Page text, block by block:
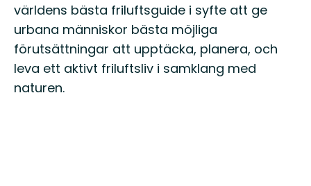
världens bästa friluftsguide i syfte att ge
urbana människor bästa möjliga
förutsättningar att upptäcka, planera, och
leva ett aktivt friluftsliv i samklang med
naturen.